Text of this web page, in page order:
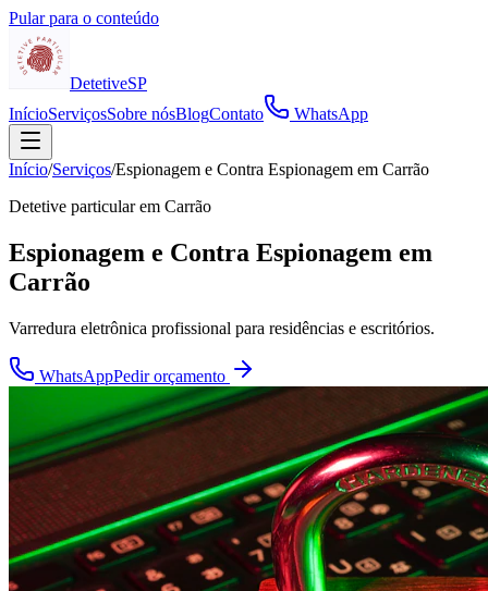
Pular para o conteúdo
DetetiveSP
InícioServiçosSobre nósBlogContato WhatsApp
Início/Serviços/Espionagem e Contra Espionagem em Carrão
Detetive particular em Carrão
Espionagem e Contra Espionagem em
Carrão
Varredura eletrônica profissional para residências e escritórios.
WhatsAppPedir orçamento